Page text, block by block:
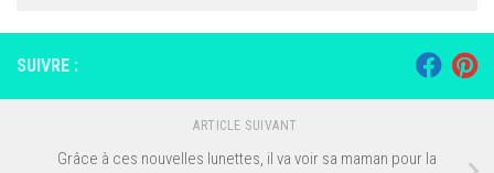
SUIVRE :
ARTICLE SUIVANT
Grâce à ces nouvelles lunettes, il va voir sa maman pour la